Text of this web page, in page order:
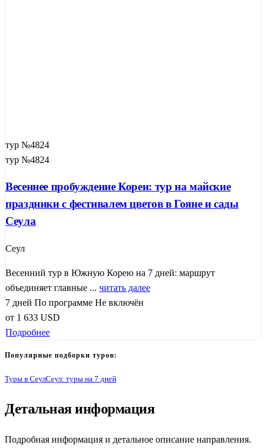
тур №4824
тур №4824
Весеннее пробуждение Кореи: тур на майские
праздники с фестивалем цветов в Гояне и сады
Сеула
Сеул
Весенний тур в Южную Корею на 7 дней: маршрут
объединяет главные ... читать далее
7 дней По программе Не включён
от 1 633 USD
Подробнее
Популярные подборки туров:
Туры в СеулСеул: туры на 7 дней
Детальная информация
Подробная информация и детальное описание направления.